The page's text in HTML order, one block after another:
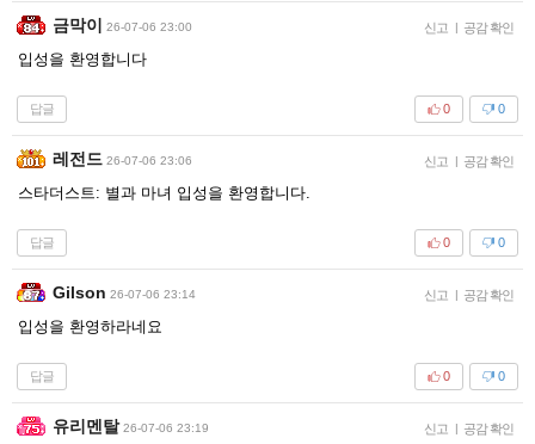
금막이 26-07-06 23:00 신고 | 공감 확인
입성을 환영합니다
답글 0
0
레전드 26-07-06 23:06 신고 | 공감 확인
스타더스트: 별과 마녀 입성을 환영합니다.
답글 0
0
Gilson 26-07-06 23:14 신고 | 공감 확인
입성을 환영하라네요
답글 0
0
유리멘탈 26-07-06 23:19 신고 | 공감 확인